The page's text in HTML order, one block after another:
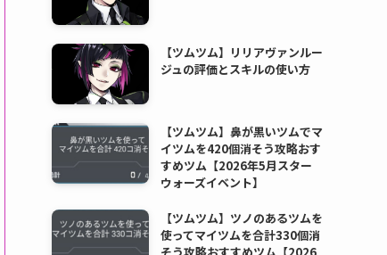
【ツムツム】リリアヴァンルー
ジュの評価とスキルの使い方
【ツムツム】鼻が黒いツムでマ
イツムを420個消そう攻略おす
すめツム【2026年5月スター
ウォーズイベント】
【ツムツム】ツノのあるツムを
使ってマイツムを合計330個消